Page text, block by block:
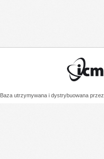
Baza utrzymywana i dystrybuowana przez